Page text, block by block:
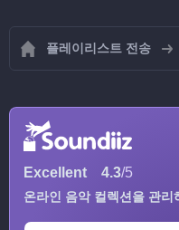
플레이리스트 전송
Excellent 4.3/5
온라인 음악 컬렉션을 관리